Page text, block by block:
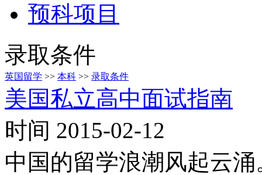
预科项目
录取条件
英国留学 >> 本科 >> 录取条件
美国私立高中面试指南
时间 2015-02-12
中国的留学浪潮风起云